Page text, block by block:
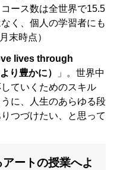
ース数は全世界で15.5
く、個人の学習者にも
末時点）
lives through
り豊かに）
」。世界中
ていくためのスキル
に、人生のあらゆる段
つづけたい、と思って
アートの授業へよ